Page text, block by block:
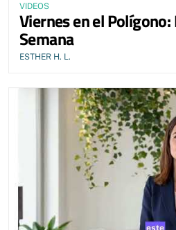
VIDEOS
Viernes en el Polígono:
Semana
ESTHER H. L.